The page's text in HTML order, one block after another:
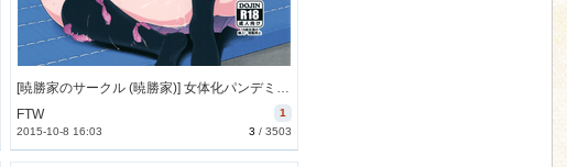
[暁勝家のサークル (暁勝家)] 女体化パンデミック2 (オリジナル) [55M]
1
FTW
3 /3503
2015-10-8 16:03